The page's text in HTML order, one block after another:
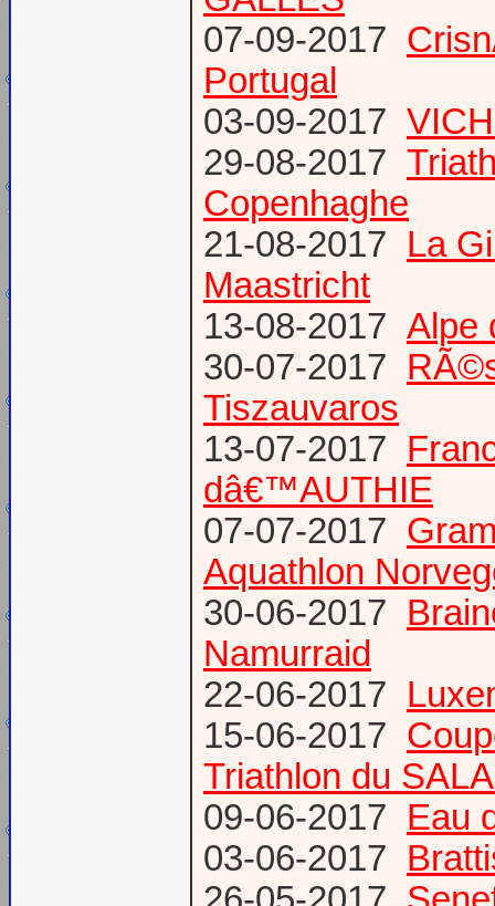
07-09-2017
Portugal
03-09-2017
29-08-2017
Copenhaghe
21-08-2017 La
Maastricht
13-08-2017 Alpe
30-07-2017
Tiszauvaros
13-07-2017
dâ€™AUTHIE
07-07-2017
Aquathlon
30-06-2017
Namurraid
22-06-2017
15-06-2017
Triathlon du
09-06-2017 Eau
03-06-2017